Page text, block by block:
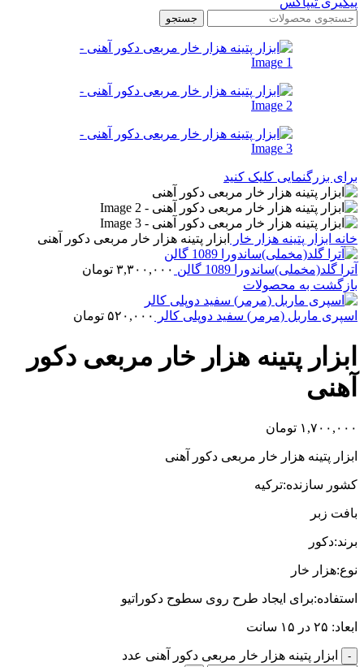
جستجو
برای بزرگنمایی کلیک کنید
خانه ابزار پتینه هزار خار ابزار پتینه هزار خار مربعی دکور آهنی
آترا گلد(مخملی)ساندورا 1089 گالن ۳,۳۰۰,۰۰۰ تومان
بازگشت به محصولات
اسپری ماربل (مرمر) سفید دوپلی کالر ۵۲۰,۰۰۰ تومان
ابزار پتینه هزار خار مربعی دکور
آهنی
۱,۷۰۰,۰۰۰ تومان
ابزار پتینه هزار خار مربعی دکور آهنی
کشور سازنده:ترکیه
بافت زبر
برند:دکور
نوع:هزار خار
استفاده:برای ایجاد طرح روی سطوح دکوراتیو
ابعاد: ۲۵ در ۱۵ سانت
ابزار پتینه هزار خار مربعی دکور آهنی عدد